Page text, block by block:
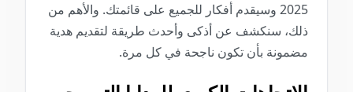
2025 وسيقدم أفكار للجميع على قائمتك. والأهم من
ذلك، سنكشف عن أذكى وأحدث طريقة لتقديم هدية
مضمونة بأن تكون ناجحة في كل مرة.